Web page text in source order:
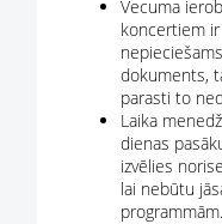
Vecuma
koncertiem
dokuments,
parasti to
Laika
dienas
izvēlies
lai nebūtu
programmām.